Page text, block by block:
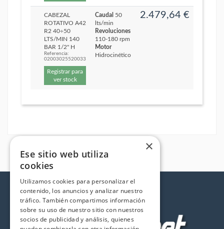
CABEZAL
ROTATIVO A42
R2 40÷50
LTS/MIN 140
BAR 1/2" H
Referencia:
02003025520033
Registrar para
ver stock
Caudal 50
lts/min
Revoluciones
110-180 rpm
Motor
Hidrocinético
2.479,64 €
×
Ese sitio web utiliza
cookies
Utilizamos cookies para personalizar el
contenido, los anuncios y analizar nuestro
tráfico. También compartimos información
sobre su uso de nuestro sitio con nuestros
socios de publicidad y análisis, quienes